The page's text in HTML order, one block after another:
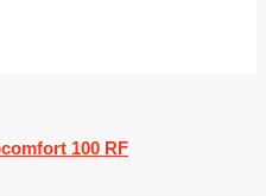
100 RF